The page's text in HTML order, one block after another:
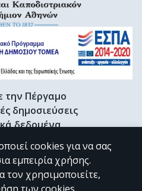
την Πέργαμο
δημοσιεύσεις
δεδομένα
& Γκρίζα βιβλιογραφία
Ερευνητή
cookies για να σας
εμπειρία χρήσης.
τον χρησιμοποιείτε,